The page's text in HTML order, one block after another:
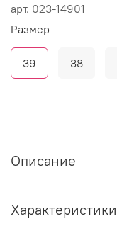
арт. 023-14901
Размер
39 38
Описание
Характеристики